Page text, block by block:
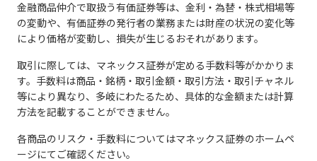
金融商品仲介で取扱う有価証券等は、金利・為替・株式相場等
の変動や、有価証券の発行者の業務または財産の状況の変化等
により価格が変動し、損失が生じるおそれがあります。
取引に際しては、マネックス証券が定める手数料等がかかりま
す。手数料は商品・銘柄・取引金額・取引方法・取引チャネル
等により異なり、多岐にわたるため、具体的な金額または計算
方法を記載することができません。
各商品のリスク・手数料についてはマネックス証券のホームペ
ージにてご確認ください。